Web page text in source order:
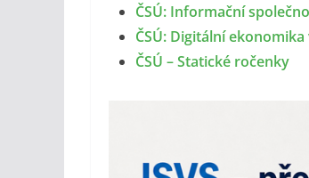
ČSÚ: Informační
ČSÚ: Digitální ekonomika
ČSÚ – Statické ročenky